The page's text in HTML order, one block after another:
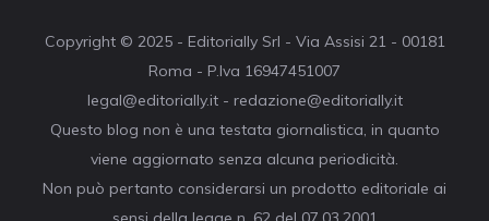
Copyright © 2025 - Editorially Srl - Via Assisi 21 - 00181
Roma - P.Iva 16947451007
legal@editorially.it - redazione@editorially.it
Questo blog non è una testata giornalistica, in quanto
viene aggiornato senza alcuna periodicità.
Non può pertanto considerarsi un prodotto editoriale ai